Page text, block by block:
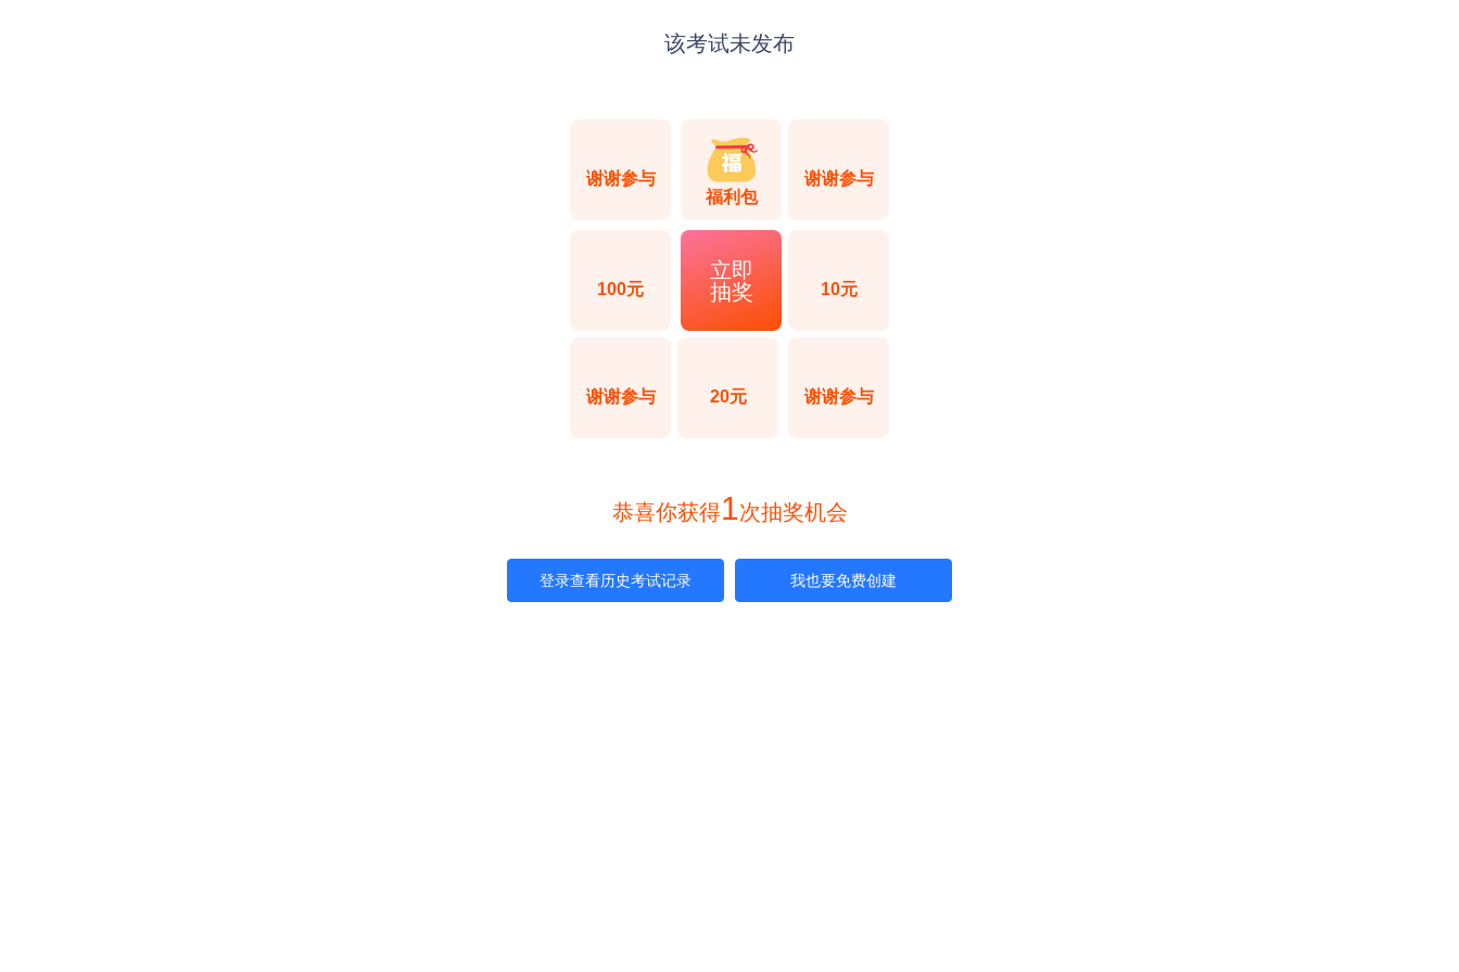
该考试未发布
谢谢参与
福利包
谢谢参与
10元
谢谢参与
20元
谢谢参与
100元
立即
抽奖
恭喜你获得1次抽奖机会
登录查看历史考试记录 我也要免费创建